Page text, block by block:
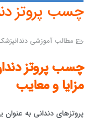
چسب پروتز
مطالب آموزشی
چسب پروتز دندان
مزایا و معایب
پروتزهای دندانی به